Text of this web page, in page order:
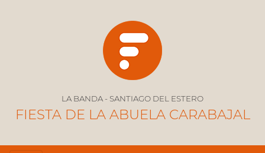
LA BANDA - SANTIAGO DEL ESTERO
FIESTA DE LA ABUELA CARABAJAL